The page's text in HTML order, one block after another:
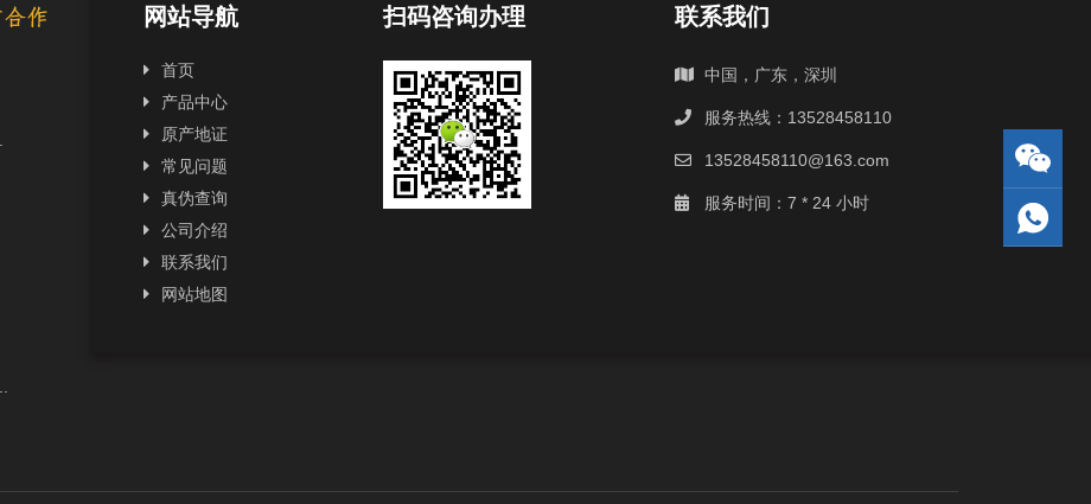
网站导航
首页
产品中心
原产地证
常见问题
真伪查询
公司介绍
联系我们
网站地图
扫码咨询办理 联系我们
中国，广东，深圳
服务热线：13528458110
13528458110@163.com
服务时间：7 * 24 小时